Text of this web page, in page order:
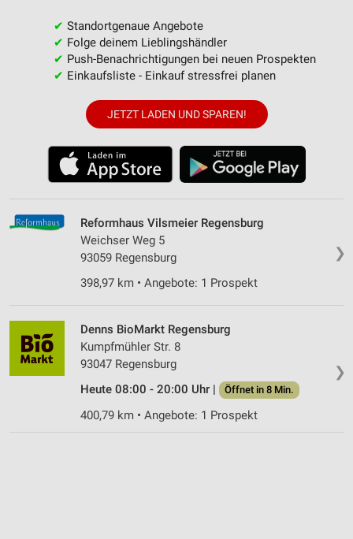
✔ Standortgenaue Angebote
✔ Folge deinem Lieblingshändler
✔ Push-Benachrichtigungen bei neuen Prospekten
✔ Einkaufsliste - Einkauf stressfrei planen
JETZT LADEN UND SPAREN!
❯
Reformhaus Vilsmeier Regensburg
Weichser Weg 5
93059 Regensburg
398,97 km • Angebote: 1 Prospekt
❯
Denns BioMarkt Regensburg
Kumpfmühler Str. 8
93047 Regensburg
Heute 08:00 - 20:00 Uhr |
Öffnet in 8 Min.
400,79 km • Angebote: 1 Prospekt